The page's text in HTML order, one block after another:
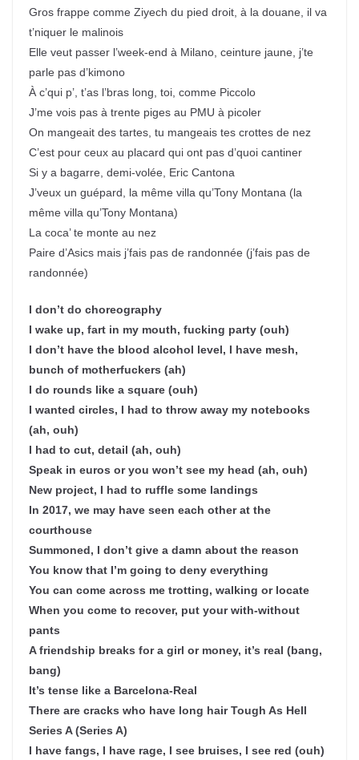
Gros frappe comme Ziyech du pied droit, à la douane, il va
t’niquer le malinois
Elle veut passer l’week-end à Milano, ceinture jaune, j’te
parle pas d’kimono
À c’qui p’, t’as l’bras long, toi, comme Piccolo
J’me vois pas à trente piges au PMU à picoler
On mangeait des tartes, tu mangeais tes crottes de nez
C’est pour ceux au placard qui ont pas d’quoi cantiner
Si y a bagarre, demi-volée, Eric Cantona
J’veux un guépard, la même villa qu’Tony Montana (la
même villa qu’Tony Montana)
La coca’ te monte au nez
Paire d’Asics mais j’fais pas de randonnée (j’fais pas de
randonnée)
I don’t do choreography
I wake up, fart in my mouth, fucking party (ouh)
I don’t have the blood alcohol level, I have mesh,
bunch of motherfuckers (ah)
I do rounds like a square (ouh)
I wanted circles, I had to throw away my notebooks
(ah, ouh)
I had to cut, detail (ah, ouh)
Speak in euros or you won’t see my head (ah, ouh)
New project, I had to ruffle some landings
In 2017, we may have seen each other at the
courthouse
Summoned, I don’t give a damn about the reason
You know that I’m going to deny everything
You can come across me trotting, walking or locate
When you come to recover, put your with-without
pants
A friendship breaks for a girl or money, it’s real (bang,
bang)
It’s tense like a Barcelona-Real
There are cracks who have long hair Tough As Hell
Series A (Series A)
I have fangs, I have rage, I see bruises, I see red (ouh)